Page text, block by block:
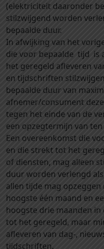
(elektriciteit daaronder
stilzwijgend worden
bepaalde duur.
In afwijking van het
die voor bepaalde tijd is
het geregeld afleveren
en tijdschriften
bepaalde duur van
afnemer/consument
tegen het einde van de
een opzegtermijn van
Een overeenkomst die
en die strekt tot het
of diensten, mag alleen
duur worden verlengd
allen tijde mag
hoogste één maand en
hoogste drie maanden
tot het geregeld, maar
afleveren van dag-,
tijdschriften.